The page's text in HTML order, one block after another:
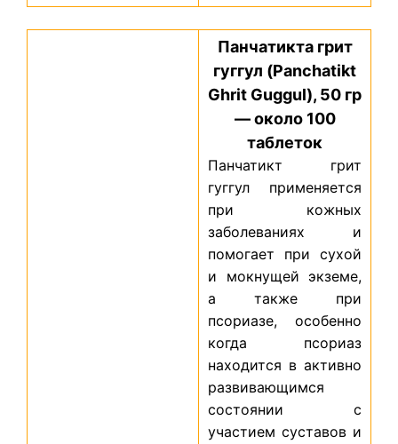
Панчатикта грит
гуггул (Panchatikt
Ghrit Guggul), 50 гр
— около 100
таблеток
Панчатикт грит
гуггул применяется
при кожных
заболеваниях и
помогает при сухой
и мокнущей экземе,
а также при
псориазе, особенно
когда псориаз
находится в активно
развивающимся
состоянии с
участием суставов и